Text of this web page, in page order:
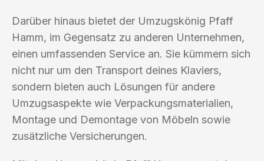
Darüber hinaus bietet der Umzugskönig Pfaff
Hamm, im Gegensatz zu anderen Unternehmen,
einen umfassenden Service an. Sie kümmern sich
nicht nur um den Transport deines Klaviers,
sondern bieten auch Lösungen für andere
Umzugsaspekte wie Verpackungsmaterialien,
Montage und Demontage von Möbeln sowie
zusätzliche Versicherungen.